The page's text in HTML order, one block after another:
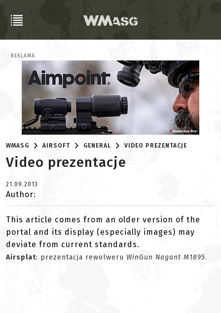
REKLAMA
WMASG AIRSOFT GENERAL VIDEO PREZENTACJE
Video prezentacje
21.09.2013
Author:
This article comes from an older version of the
portal and its display (especially images) may
deviate from current standards.
Airsplat: prezentacja rewolweru WinGun Nagant M1895.